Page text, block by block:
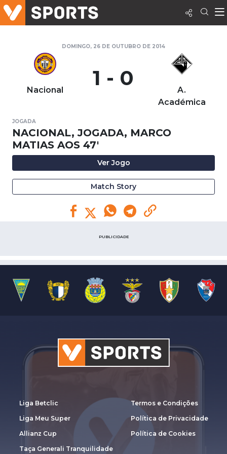
DOMINGO, 26 DE OUTUBRO DE 2014
Nacional 1 - 0
A.
Académica
JOGADA
NACIONAL, JOGADA, MARCO
MATIAS AOS 47'
Ver Jogo
Match Story
PUBLICIDADE
Liga Betclic
Liga Meu Super
Allianz Cup
Taça Generali Tranquilidade
Termos e Condições
Política de Privacidade
Política de Cookies